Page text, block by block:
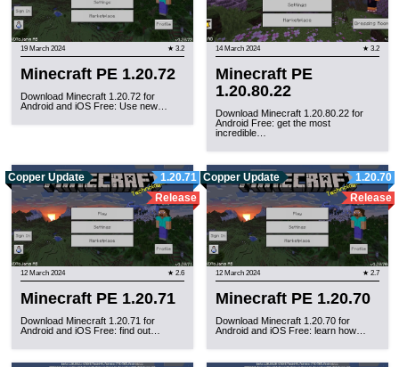
19 March 2024 ★ 3.2
Minecraft PE 1.20.72
Download Minecraft 1.20.72 for
Android and iOS Free: Use new…
14 March 2024 ★ 3.2
Minecraft PE
1.20.80.22
Download Minecraft 1.20.80.22 for
Android Free: get the most
incredible…
Copper Update
1.20.71
Release
12 March 2024 ★ 2.6
Minecraft PE 1.20.71
Download Minecraft 1.20.71 for
Android and iOS Free: find out…
Copper Update
1.20.70
Release
12 March 2024 ★ 2.7
Minecraft PE 1.20.70
Download Minecraft 1.20.70 for
Android and iOS Free: learn how…